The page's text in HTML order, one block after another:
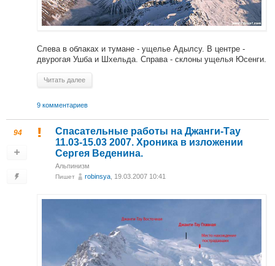
Слева в облаках и тумане - ущелье Адылсу. В центре -
двурогая Ушба и Шхельда. Справа - склоны ущелья Юсенги.
Читать далее
9 комментариев
94
Спасательные работы на Джанги-Тау
11.03-15.03 2007. Хроника в изложении
Сергея Веденина.
Альпинизм
Пишет robinsya , 19.03.2007 10:41